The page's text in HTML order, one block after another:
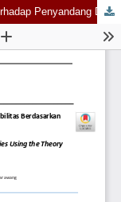
Problematika Pendekatan Hukum Pidana Terhadap Penyandang Disabilitas Dalam Pandangan Teori Keadilan Bermartabat